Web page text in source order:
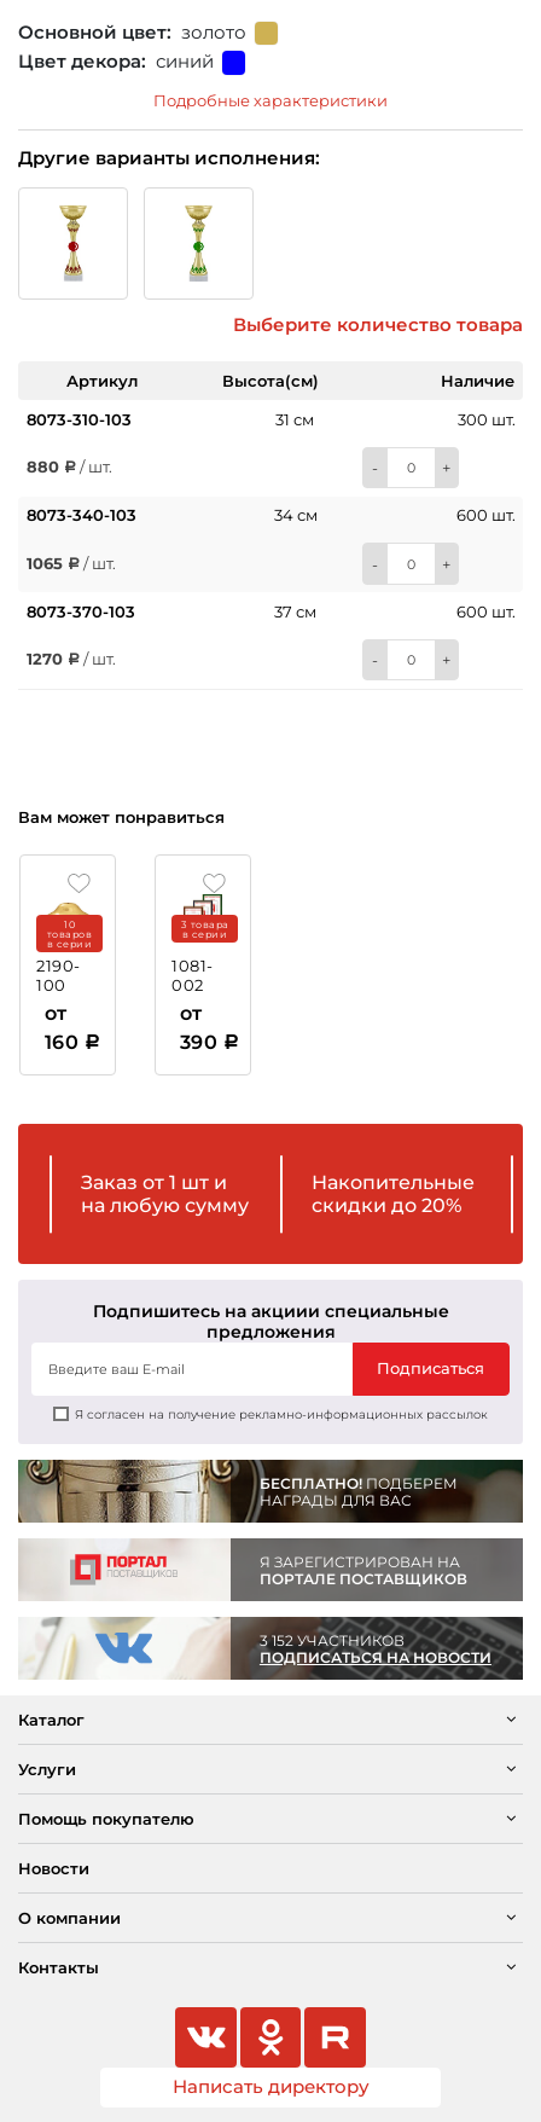
Основной цвет: золото
Цвет декора: синий
Подробные характеристики
Другие варианты исполнения:
Выберите количество товара
Артикул Высота(см)
Наличие
8073-310-103
31 см 300 шт.
880 / шт. - +
8073-340-103 34 см 600 шт.
1065 / шт. - +
8073-370-103 37 см 600 шт.
1270 / шт. - +
Вам может понравиться
2190-
100
10
товаров
в серии
от
160
1081-
002
пластиковая
3 товара
в серии
от
390
Заказ от 1 шт и
на любую сумму
Накопительные
скидки до 20%
Подпишитесь на акциии специальные
предложения
Подписаться
Я согласен на получение рекламно-информационных рассылок
БЕСПЛАТНО!ПОДБЕРЕМ
НАГРАДЫ ДЛЯ ВАС
Я ЗАРЕГИСТРИРОВАН НА
ПОРТАЛЕ ПОСТАВЩИКОВ
3 152 УЧАСТНИКОВ
ПОДПИСАТЬСЯ НА НОВОСТИ
Каталог
Услуги
Помощь покупателю
Новости
О компании
Контакты
Написать директору